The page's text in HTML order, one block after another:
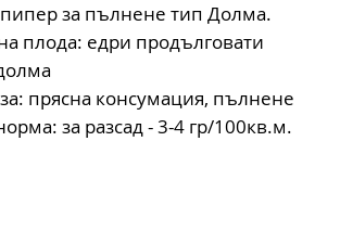
за пълнене тип Долма.
плода: едри продълговати
прясна консумация, пълнене
за разсад - 3-4 гр/100кв.м.